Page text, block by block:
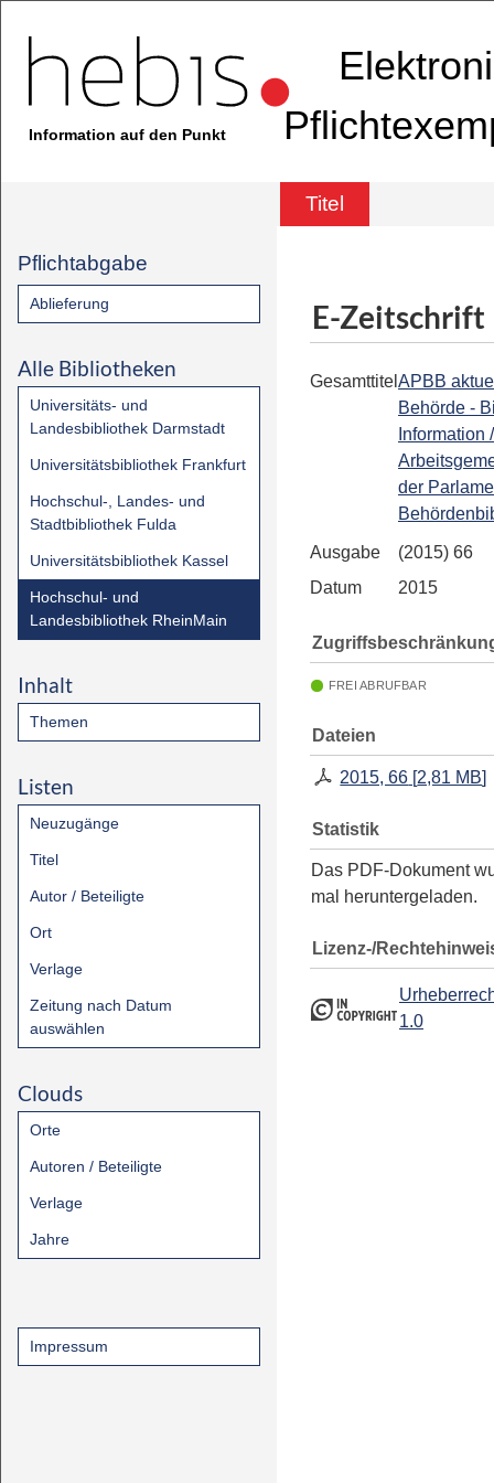
Information auf den Punkt
Titel
Pflichtabgabe
Ablieferung
Alle Bibliotheken
Universitäts- und
Landesbibliothek Darmstadt
Universitätsbibliothek Frankfurt
Hochschul-, Landes- und
Stadtbibliothek Fulda
Universitätsbibliothek Kassel
Hochschul- und
Landesbibliothek RheinMain
Inhalt
Themen
Listen
Neuzugänge
Titel
Autor / Beteiligte
Ort
Verlage
Zeitung nach Datum
auswählen
Clouds
Orte
Autoren / Beteiligte
Verlage
Jahre
Impressum
E-Zeitschrift
Gesamttitel APBB
Behörde -
Information /
der
Ausgabe
(2015) 66
Datum
2015
FREI ABRUFBAR
Dateien
2015, 66 [2,81 MB]
Statistik
Das PDF-Dokument
mal heruntergeladen.
Lizenz-/
1.0